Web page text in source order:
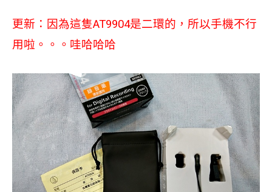
更新：因為這隻AT9904是二環的，所以手機不行
用啦。。。哇哈哈哈